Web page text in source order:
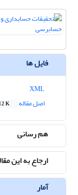
فایل ها
اصل مقاله
K
هم رسانی
ارجاع به این
آمار